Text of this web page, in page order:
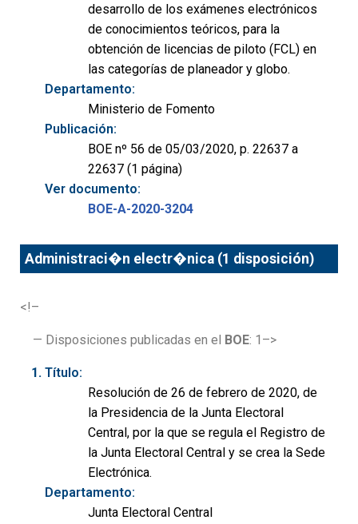
desarrollo de los exámenes electrónicos
de conocimientos teóricos, para la
obtención de licencias de piloto (FCL) en
las categorías de planeador y globo.
Departamento:
Ministerio de Fomento
Publicación:
BOE nº 56 de 05/03/2020, p. 22637 a
22637 (1 página)
Ver documento:
BOE-A-2020-3204
Administraci�n electr�nica (1 disposición)
<!–
— Disposiciones publicadas en el BOE: 1–>
Título:
Resolución de 26 de febrero de 2020, de
la Presidencia de la Junta Electoral
Central, por la que se regula el Registro de
la Junta Electoral Central y se crea la Sede
Electrónica.
Departamento:
Junta Electoral Central